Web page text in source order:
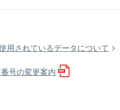
用されているデータについて
号の変更案内